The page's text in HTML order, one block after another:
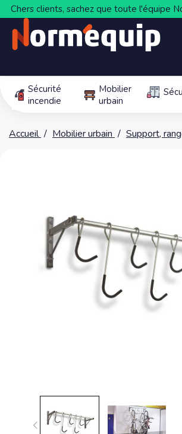
Chers clients, sachez que toute l'équipe
Sécurité
incendie
Mobilier
urbain
Accueil Mobilier urbain Support,